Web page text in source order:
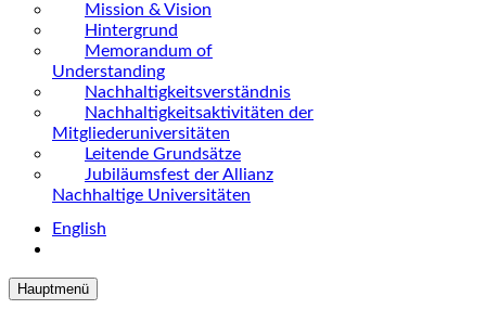
Mission & Vision
Hintergrund
Memorandum of
Understanding
Nachhaltigkeitsverständnis
Nachhaltigkeitsaktivitäten der
Mitgliederuniversitäten
Leitende Grundsätze
Jubiläumsfest der Allianz
Nachhaltige Universitäten
English
Hauptmenü